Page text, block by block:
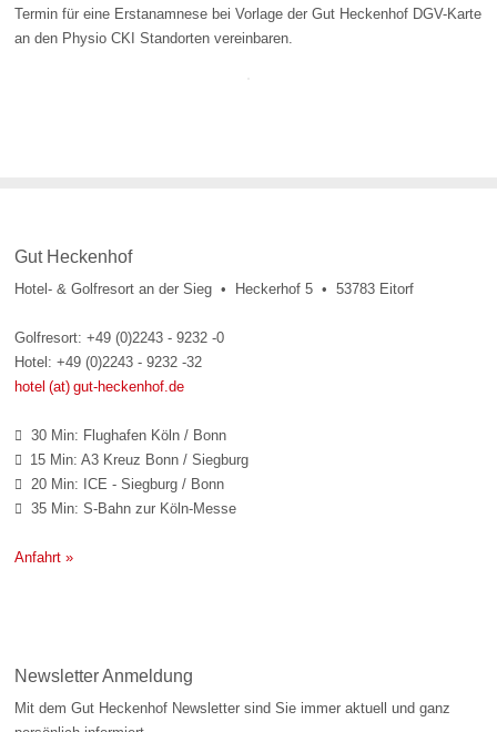
Termin für eine Erstanamnese bei Vorlage der Gut Heckenhof DGV-Karte
an den Physio CKI Standorten vereinbaren.
Gut Heckenhof
Hotel- & Golfresort an der Sieg • Heckerhof 5 • 53783 Eitorf
Golfresort: +49 (0)2243 - 9232 -0
Hotel: +49 (0)2243 - 9232 -32
hotel (at) gut-heckenhof.de
 30 Min: Flughafen Köln / Bonn
 15 Min: A3 Kreuz Bonn / Siegburg
 20 Min: ICE - Siegburg / Bonn
 35 Min: S-Bahn zur Köln-Messe
Anfahrt »
Newsletter Anmeldung
Mit dem Gut Heckenhof Newsletter sind Sie immer aktuell und ganz